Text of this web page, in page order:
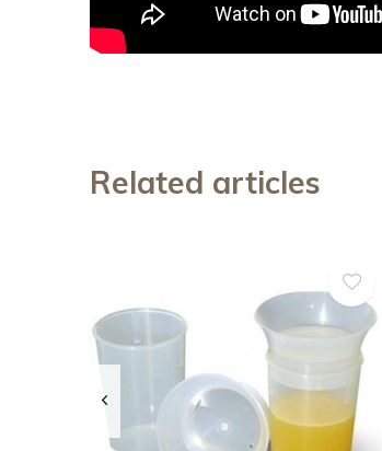
Related articles